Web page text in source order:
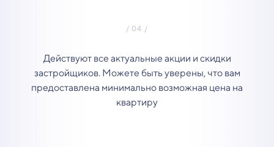
Действуют все актуальные акции и скидки
застройщиков. Можете быть уверены, что вам
предоставлена минимально возможная цена на
квартиру